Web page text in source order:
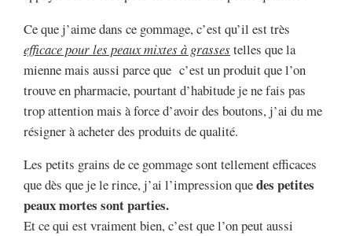
Ce que j’aime dans ce gommage, c’est qu’il est très
efficace pour les peaux mixtes à grasses telles que la
mienne mais aussi parce que c’est un produit que l’on
trouve en pharmacie, pourtant d’habitude je ne fais pas
trop attention mais à force d’avoir des boutons, j’ai du me
résigner à acheter des produits de qualité.
Les petits grains de ce gommage sont tellement efficaces
que dès que je le rince, j’ai l’impression quedes petites
peaux mortes sont parties.
Et ce qui est vraiment bien, c’est que l’on peut aussi